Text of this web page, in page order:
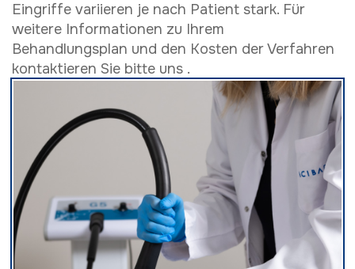
Eingriffe variieren je nach Patient stark. Für
weitere Informationen zu Ihrem
Behandlungsplan und den Kosten der Verfahren
kontaktieren Sie bitte uns .